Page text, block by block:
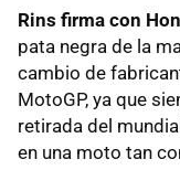
Rins firma con
pata negra de la
cambio de
MotoGP, ya que
retirada del
en una moto tan